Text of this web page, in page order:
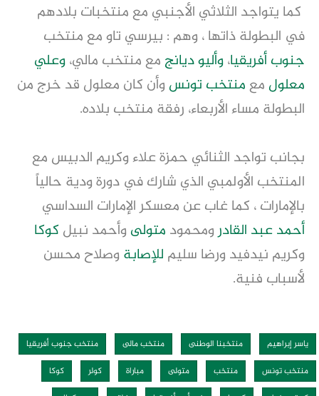
كما يتواجد الثلاثي الأجنبي مع منتخبات بلادهم
في البطولة ذاتها ، وهم : بيرسي تاو مع منتخب
جنوب أفريقيا،وأليو ديانج مع منتخب مالي،وعلي
معلول معمنتخب تونس وأن كان معلول قد خرج من
البطولة مساء الأربعاء، رفقة منتخب بلاده.
بجانب تواجد الثنائي حمزة علاء وكريم الدبيس مع
المنتخب الأولمبي الذي شارك في دورة ودية حالياً
بالإمارات ، كما غاب عن معسكر الإمارات السداسي
أحمد عبد القادرومحمود متولى وأحمد نبيلكوكا
وكريم نيدفيد ورضا سليم للإصابة وصلاح محسن
لأسباب فنية.
ياسر إبراهيم منتخبنا الوطنى منتخب مالى
منتخب جنوب أفريقيا
منتخب تونس
منتخب متولى مباراة كولر
كوكا